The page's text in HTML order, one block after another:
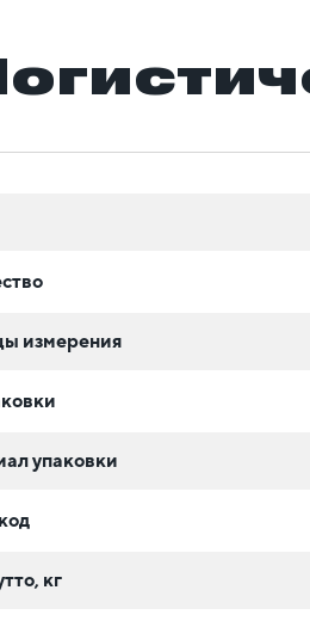
измерения
упаковки
кг